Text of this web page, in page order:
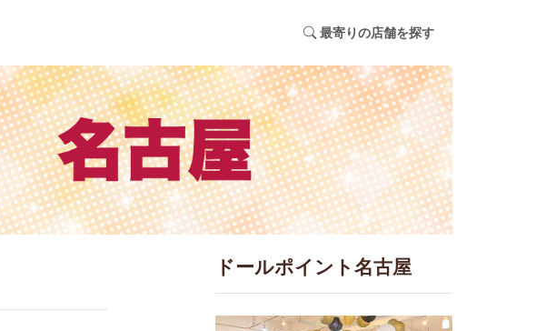
最寄りの店舗を探す
ドールポイント名古屋